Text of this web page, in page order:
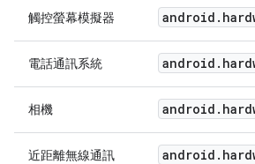
觸控螢幕模擬器 android .
電話通訊系統 android .
相機 android .
近距離無線通訊
android .